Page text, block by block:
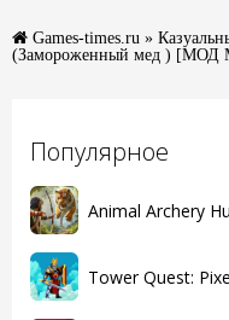
Популярное
Animal Archery
Tower Quest:
Games-times.ru »
(Замороженный мед ) [МОД